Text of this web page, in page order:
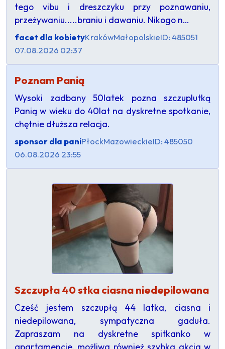
tego vibu i dreszczyku przy poznawaniu,
przeżywaniu.....braniu i dawaniu. Nikogo n…
facet dla kobietyKrakówMałopolskieID: 485051
07.08.2026 02:37
Poznam Panią
Wysoki zadbany 50latek pozna szczuplutką
Panią w wieku do 40lat na dyskretne spotkanie,
chętnie dłuższa relacja.
sponsor dla paniPłockMazowieckieID: 485050
06.08.2026 23:55
Szczupła 40 stka ciasna niedepilowana
Cześć jestem szczupłą 44 latka, ciasna i
niedepilowana, sympatyczna gaduła.
Zapraszam na dyskretne spitkanko w